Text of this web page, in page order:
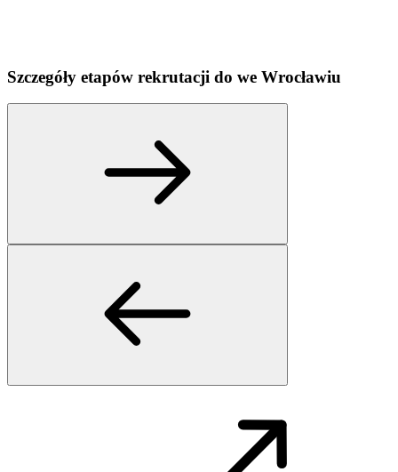
Szczegóły etapów rekrutacji do we Wrocławiu